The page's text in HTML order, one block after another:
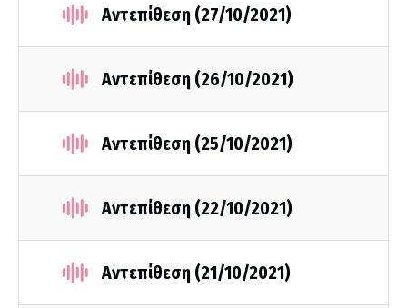
Αντεπίθεση (27/10/2021)
Αντεπίθεση (26/10/2021)
Αντεπίθεση (25/10/2021)
Αντεπίθεση (22/10/2021)
Αντεπίθεση (21/10/2021)